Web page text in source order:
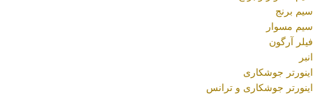
سیم برنج
سیم مسوار
فیلر آرگون
انبر
اینورتر جوشکاری
اینورتر جوشکاری و ترانس